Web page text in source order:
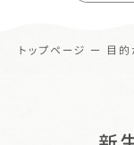
トップページ ー 目的